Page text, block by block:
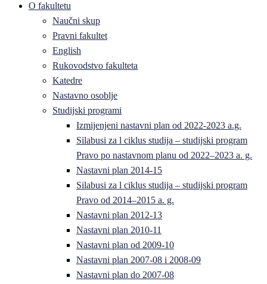
O fakultetu
Naučni skup
Pravni fakultet
English
Rukovodstvo fakulteta
Katedre
Nastavno osoblje
Studijski programi
Izmijenjeni nastavni plan od 2022-2023 a.g.
Silabusi za l ciklus studija – studijski program
Pravo po nastavnom planu od 2022–2023 a. g.
Nastavni plan 2014-15
Silabusi za l ciklus studija – studijski program
Pravo od 2014–2015 a. g.
Nastavni plan 2012-13
Nastavni plan 2010-11
Nastavni plan od 2009-10
Nastavni plan 2007-08 i 2008-09
Nastavni plan do 2007-08